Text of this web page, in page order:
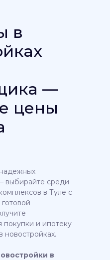
в
—
цены
выбирайте среди
в Туле с
покупки и ипотеку
новостройках.
в